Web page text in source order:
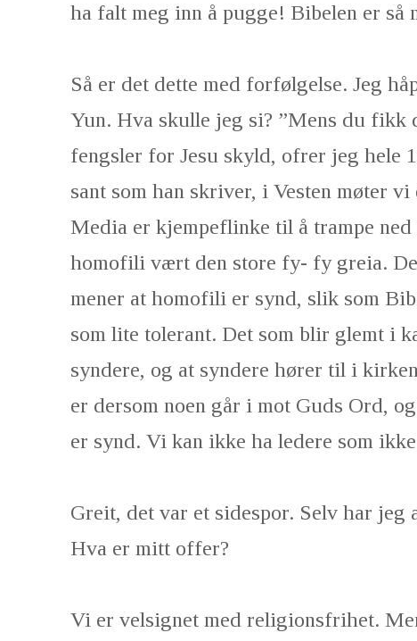
ha falt meg inn å pugge! Bibelen er så
Så er det dette med forfølgelse. Jeg
Yun. Hva skulle jeg si? ”Mens du fikk
fengsler for Jesu skyld, ofrer jeg hele
sant som han skriver, i Vesten møter
Media er kjempeflinke til å trampe
homofili vært den store fy- fy greia.
mener at homofili er synd, slik som
som lite tolerant. Det som blir glemt i
syndere, og at syndere hører til i
er dersom noen går i mot Guds Ord,
er synd. Vi kan ikke ha ledere som
Greit, det var et sidespor. Selv har
Hva er mitt offer?
Vi er velsignet med religionsfrihet.